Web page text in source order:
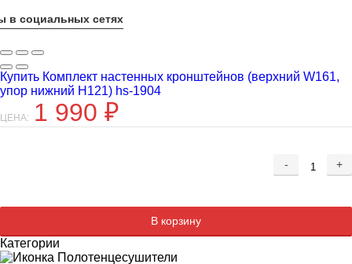
в социальных сетях
Купить Комплект настенных кронштейнов (верхний W161,
упор нижний H121) hs-1904
ЦЕНА: 1 990 ₽
- +
В корзину
Категории